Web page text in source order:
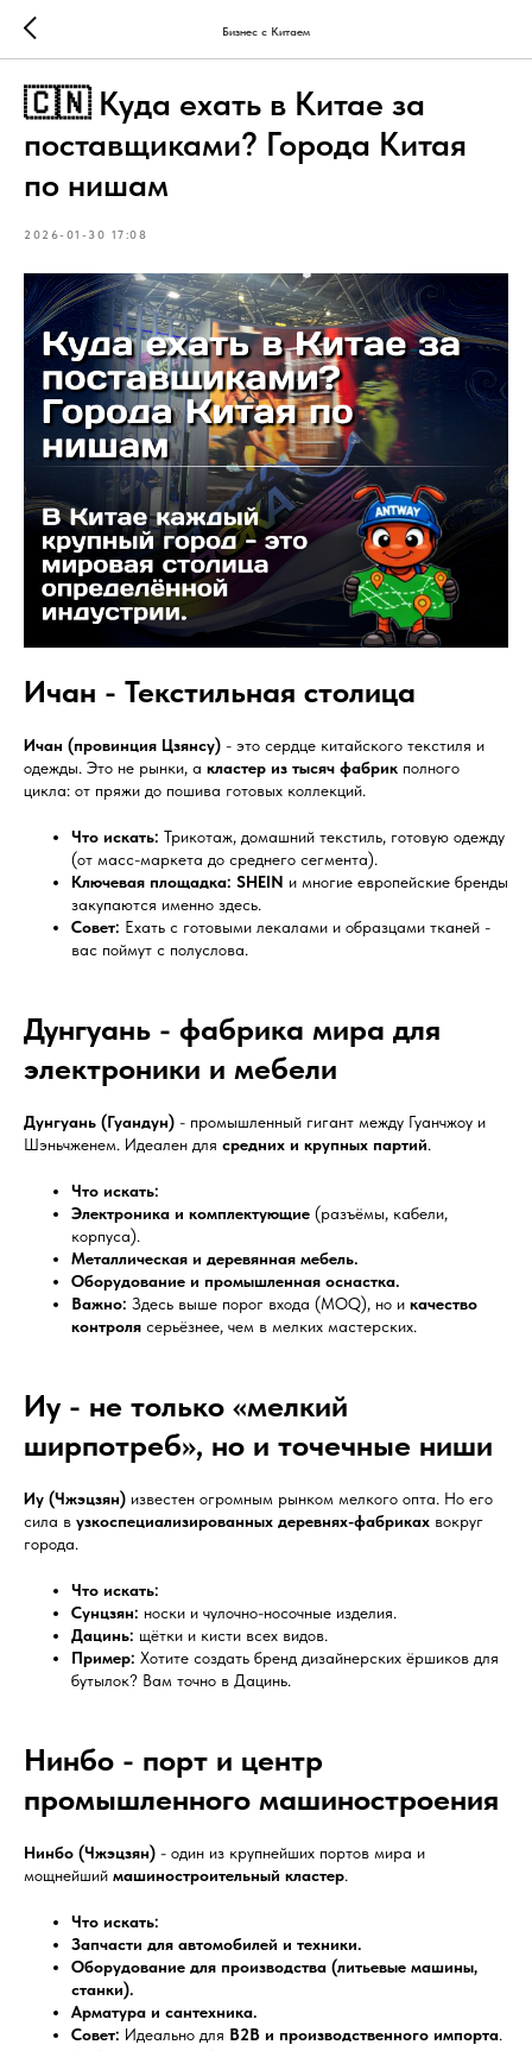
Бизнес с Китаем
🇨🇳 Куда ехать в Китае за
поставщиками? Города Китая
по нишам
2026-01-30 17:08
Ичан - Текстильная столица
Ичан (провинция Цзянсу) - это сердце китайского текстиля и
одежды. Это не рынки, а кластер из тысяч фабрик полного
цикла: от пряжи до пошива готовых коллекций.
Что искать: Трикотаж, домашний текстиль, готовую одежду
(от масс-маркета до среднего сегмента).
Ключевая площадка: SHEIN и многие европейские бренды
закупаются именно здесь.
Совет: Ехать с готовыми лекалами и образцами тканей -
вас поймут с полуслова.
Дунгуань - фабрика мира для
электроники и мебели
Дунгуань (Гуандун) - промышленный гигант между Гуанчжоу и
Шэньчженем. Идеален для средних и крупных партий.
Что искать:
Электроника и комплектующие (разъёмы, кабели,
корпуса).
Металлическая и деревянная мебель.
Оборудование и промышленная оснастка.
Важно: Здесь выше порог входа (MOQ), но и качество
контроля серьёзнее, чем в мелких мастерских.
Иу - не только «мелкий
ширпотреб», но и точечные ниши
Иу (Чжэцзян) известен огромным рынком мелкого опта. Но его
сила в узкоспециализированных деревнях-фабриках вокруг
города.
Что искать:
Сунцзян: носки и чулочно-носочные изделия.
Дацинь: щётки и кисти всех видов.
Пример: Хотите создать бренд дизайнерских ёршиков для
бутылок? Вам точно в Дацинь.
Нинбо - порт и центр
промышленного машиностроения
Нинбо (Чжэцзян) - один из крупнейших портов мира и
мощнейший машиностроительный кластер.
Что искать:
Запчасти для автомобилей и техники.
Оборудование для производства (литьевые машины,
станки).
Арматура и сантехника.
Совет: Идеально для B2B и производственного импорта.